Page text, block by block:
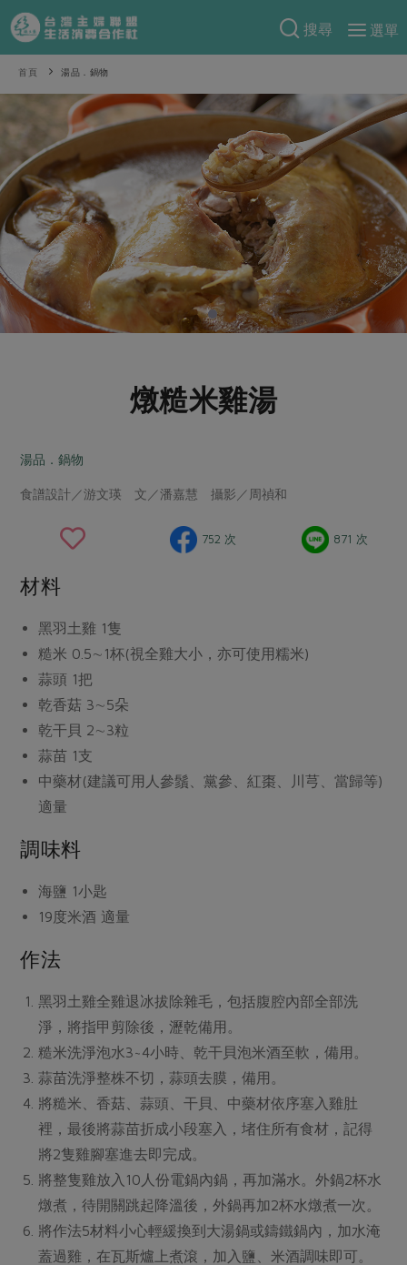
搜尋
選單
產品分類
當季蔬果
一籃菜 當令水果
芽苗類 蕈菇類
辛香料類
奶蛋豆・五穀
蛋 乳製品
豆製品 米麵雜糧
水產
調理食材・點心
調味醬料/南北貨 烘焙
保健食品
居家好物
美妝保養
日用品
防災用品
素食專區
樂齡友善
食譜料理
食材
米食
麵食
肉食
海鮮
常備菜
湯品．鍋物
漬物
主題食譜
異國料理
年菜食譜
養身食補
節慶大餐
高麗菜海鮮煎餅
特別企畫
預購活動
把最好的台灣味帶回家！
防災用品預購圓滿結束
2026年端午節預購圓滿結束
更多預購活動
合作25-精選產品第四彈
合作25-精選產品第三彈
更多當季產品
議題活動
主婦聯盟X樂齡網特約優惠案
30%rPET紅烏龍茶
2024農業發展計畫年度報告
更多議題活動
把最好的台灣味帶回家！
綠主張
觀點文章
主婦食堂 一籃菜真心話
社內大小事 合作聯合國
親子食育
關注議題
減硝酸鹽 惜食
非基改運動 支持本土農糧
減添加物
公益金
更多議題
生活者e週報
綠主張月刊
典藏閱覽室
關於合作社
認識合作社
關於我們
產品檢驗
自主把關
檢驗報告
社員權益
合作社法規
社務專區
選舉專區
最新消息
媒體報導
下載專區
地區活動
社務會議
重要公告
首頁 湯品．鍋物
燉糙米雞湯
湯品．鍋物
食譜設計／游文瑛 文／潘嘉慧 攝影／周禎和
752 次 871 次
材料
黑羽土雞 1隻
糙米 0.5∼1杯(視全雞大小，亦可使用糯米)
蒜頭 1把
乾香菇 3∼5朵
乾干貝 2∼3粒
蒜苗 1支
中藥材(建議可用人參鬚、黨參、紅棗、川芎、當歸等)
適量
調味料
海鹽 1小匙
19度米酒 適量
作法
黑羽土雞全雞退冰拔除雜毛，包括腹腔內部全部洗
淨，將指甲剪除後，瀝乾備用。
糙米洗淨泡水3~4小時、乾干貝泡米酒至軟，備用。
蒜苗洗淨整株不切，蒜頭去膜，備用。
將糙米、香菇、蒜頭、干貝、中藥材依序塞入雞肚
裡，最後將蒜苗折成小段塞入，堵住所有食材，記得
將2隻雞腳塞進去即完成。
將整隻雞放入10人份電鍋內鍋，再加滿水。外鍋2杯水
燉煮，待開關跳起降溫後，外鍋再加2杯水燉煮一次。
將作法5材料小心輕緩換到大湯鍋或鑄鐵鍋內，加水淹
蓋過雞，在瓦斯爐上煮滾，加入鹽、米酒調味即可。